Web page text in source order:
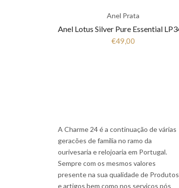
Anel Prata
€49,00
A Charme 24 é a continuação de várias
geracões de familia no ramo da
ourivesaria e relojoaria em Portugal.
Sempre com os mesmos valores
presente na sua qualidade de Produtos
e artigos bem como nos serviços pós